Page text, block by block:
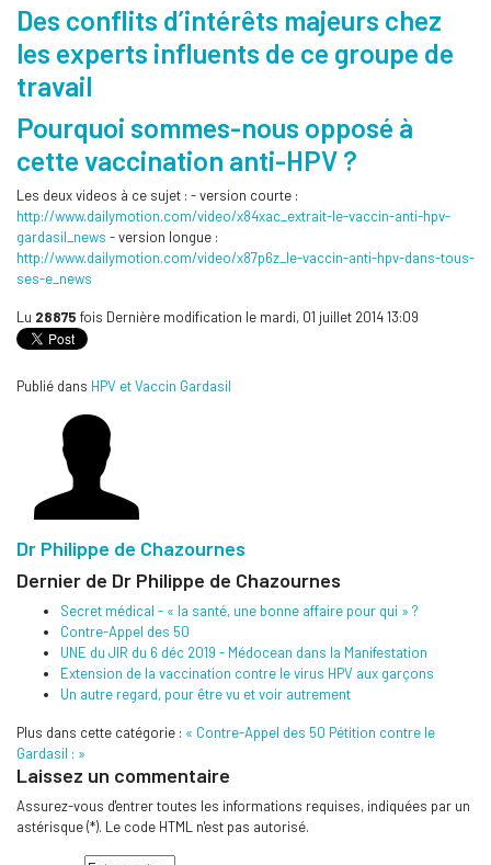
Des conflits d’intérêts majeurs chez
les experts influents de ce groupe de
travail
Pourquoi sommes-nous opposé à
cette vaccination anti-HPV ?
Les deux videos à ce sujet : - version courte :
http://www.dailymotion.com/video/x84xac_extrait-le-vaccin-anti-hpv-
gardasil_news - version longue :
http://www.dailymotion.com/video/x87p6z_le-vaccin-anti-hpv-dans-tous-
ses-e_news
Lu 28875 fois Dernière modification le mardi, 01 juillet 2014 13:09
Publié dans HPV et Vaccin Gardasil
Dr Philippe de Chazournes
Dernier de Dr Philippe de Chazournes
Secret médical - « la santé, une bonne affaire pour qui » ?
Contre-Appel des 50
UNE du JIR du 6 déc 2019 - Médocean dans la Manifestation
Extension de la vaccination contre le virus HPV aux garçons
Un autre regard, pour être vu et voir autrement
Plus dans cette catégorie : « Contre-Appel des 50 Pétition contre le
Gardasil : »
Laissez un commentaire
Assurez-vous d'entrer toutes les informations requises, indiquées par un
astérisque (*). Le code HTML n'est pas autorisé.